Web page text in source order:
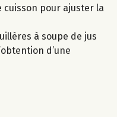
cuisson pour ajuster la
à soupe de jus
d’une